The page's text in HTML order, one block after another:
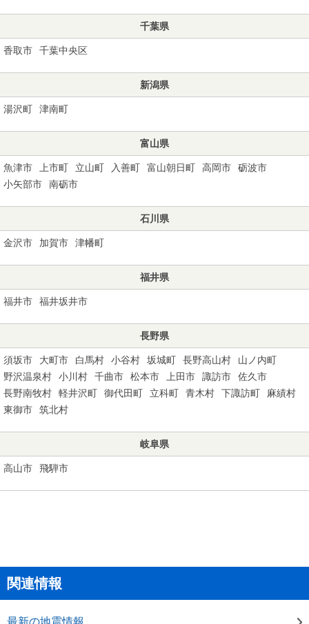
千葉県
香取市 千葉中央区
新潟県
湯沢町 津南町
富山県
魚津市 上市町 立山町 入善町 富山朝日町 高岡市
砺波市
小矢部市
南砺市
石川県
金沢市 加賀市 津幡町
福井県
福井市 福井坂井市
長野県
須坂市 大町市 白馬村 小谷村 坂城町 長野高山村
山ノ内町
野沢温泉村
小川村 千曲市 松本市 上田市 諏訪市
佐久市
長野南牧村
軽井沢町 御代田町 立科町 青木村 下諏訪町
麻績村
東御市
筑北村
岐阜県
高山市 飛騨市
関連情報
最新の地震情報